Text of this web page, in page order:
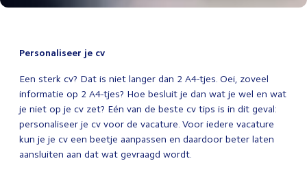
Personaliseer je cv
Een sterk cv? Dat is niet langer dan 2 A4-tjes. Oei, zoveel
informatie op 2 A4-tjes? Hoe besluit je dan wat je wel en wat
je niet op je cv zet? Eén van de beste cv tips is in dit geval:
personaliseer je cv voor de vacature. Voor iedere vacature
kun je je cv een beetje aanpassen en daardoor beter laten
aansluiten aan dat wat gevraagd wordt.